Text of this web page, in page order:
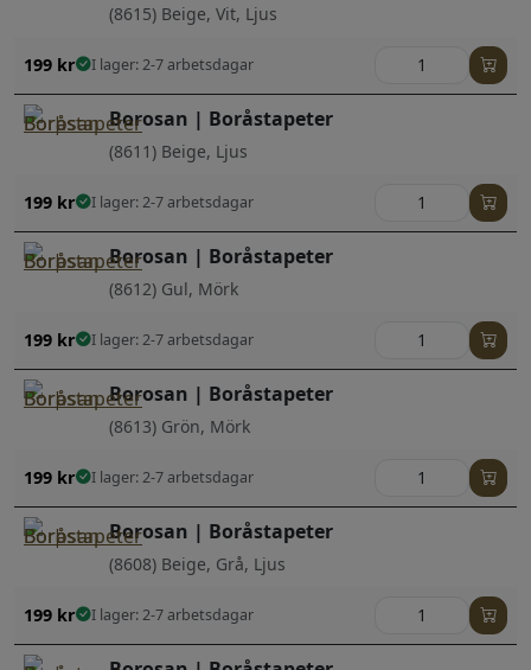
(8615) Beige, Vit, Ljus
199 kr I lager: 2-7 arbetsdagar
Borosan | Boråstapeter
(8611) Beige, Ljus
199 kr I lager: 2-7 arbetsdagar
Borosan | Boråstapeter
(8612) Gul, Mörk
199 kr I lager: 2-7 arbetsdagar
Borosan | Boråstapeter
(8613) Grön, Mörk
199 kr I lager: 2-7 arbetsdagar
Borosan | Boråstapeter
(8608) Beige, Grå, Ljus
199 kr I lager: 2-7 arbetsdagar